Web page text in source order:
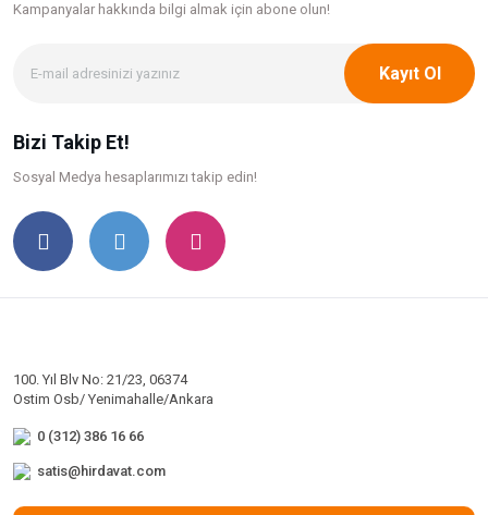
Kampanyalar hakkında bilgi almak için abone olun!
Kayıt Ol
Bizi Takip Et!
Sosyal Medya hesaplarımızı takip edin!
100. Yıl Blv No: 21/23, 06374
Ostim Osb/ Yenimahalle/Ankara
0 (312) 386 16 66
satis@hirdavat.com